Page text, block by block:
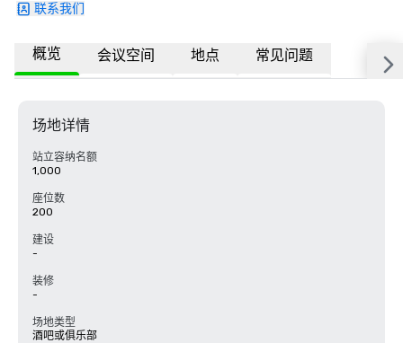
联系我们
概览 会议空间 地点 常见问题
场地详情
站立容纳名额
1,000
座位数
200
建设
-
装修
-
场地类型
酒吧或俱乐部